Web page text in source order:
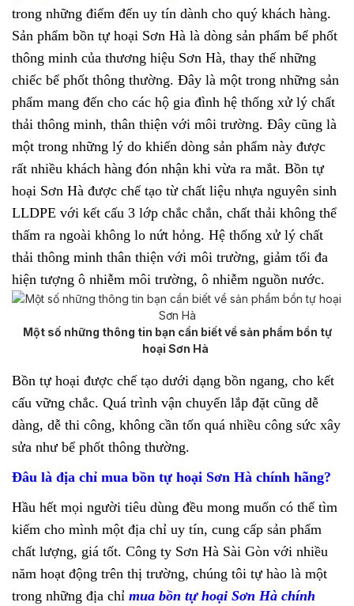
trong những điểm đến uy tín dành cho quý khách hàng.
Sản phẩm bồn tự hoại Sơn Hà là dòng sản phẩm bể phốt
thông minh của thương hiệu Sơn Hà, thay thế những
chiếc bể phốt thông thường. Đây là một trong những sản
phẩm mang đến cho các hộ gia đình hệ thống xử lý chất
thải thông minh, thân thiện với môi trường. Đây cũng là
một trong những lý do khiến dòng sản phẩm này được
rất nhiều khách hàng đón nhận khi vừa ra mắt. Bồn tự
hoại Sơn Hà được chế tạo từ chất liệu nhựa nguyên sinh
LLDPE với kết cấu 3 lớp chắc chắn, chất thải không thể
thấm ra ngoài không lo nứt hỏng. Hệ thống xử lý chất
thải thông minh thân thiện với môi trường, giảm tối đa
hiện tượng ô nhiễm môi trường, ô nhiễm nguồn nước.
Một số những thông tin bạn cần biết về sản phẩm bồn tự
hoại Sơn Hà
Bồn tự hoại được chế tạo dưới dạng bồn ngang, cho kết
cấu vững chắc. Quá trình vận chuyển lắp đặt cũng dễ
dàng, dễ thi công, không cần tốn quá nhiều công sức xây
sửa như bể phốt thông thường.
Đâu là địa chỉ mua bồn tự hoại Sơn Hà chính hãng?
Hầu hết mọi người tiêu dùng đều mong muốn có thể tìm
kiếm cho mình một địa chỉ uy tín, cung cấp sản phẩm
chất lượng, giá tốt. Công ty Sơn Hà Sài Gòn với nhiều
năm hoạt động trên thị trường, chúng tôi tự hào là một
trong những địa chỉ mua bồn tự hoại Sơn Hà chính